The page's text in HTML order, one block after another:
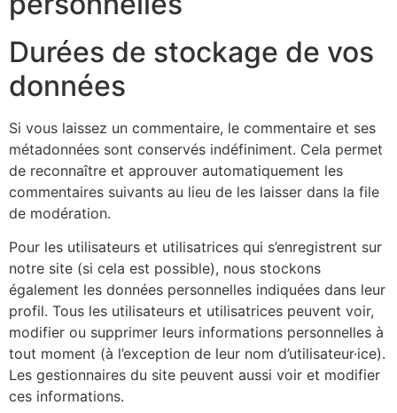
Durées de stockage de vos
données
Si vous laissez un commentaire, le commentaire et ses
métadonnées sont conservés indéfiniment. Cela permet
de reconnaître et approuver automatiquement les
commentaires suivants au lieu de les laisser dans la file
de modération.
Pour les utilisateurs et utilisatrices qui s’enregistrent sur
notre site (si cela est possible), nous stockons
également les données personnelles indiquées dans leur
profil. Tous les utilisateurs et utilisatrices peuvent voir,
modifier ou supprimer leurs informations personnelles à
tout moment (à l’exception de leur nom d’utilisateur·ice).
Les gestionnaires du site peuvent aussi voir et modifier
ces informations.